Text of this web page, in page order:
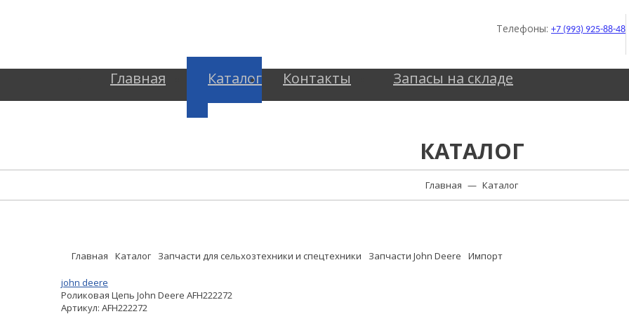
Телефоны: +7 (993) 925-88-48
Главная Каталог Контакты Запасы на складе
КАТАЛОГ
Главная — Каталог
Главная Каталог Запчасти для сельхозтехники и спецтехники Запчасти John Deere Импорт
john deere
Роликовая Цепь John Deere AFH222272
Артикул: AFH222272